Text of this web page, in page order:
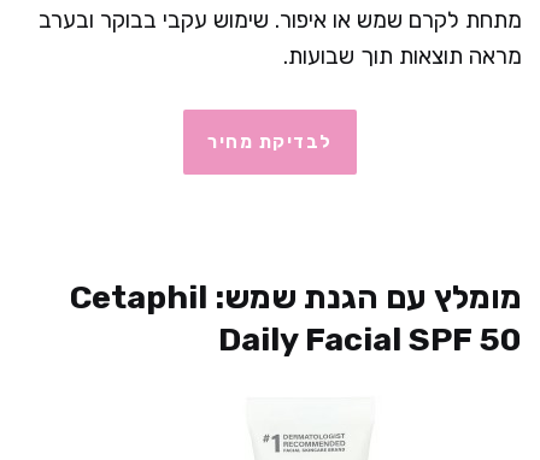
מתחת לקרם שמש או איפור. שימוש עקבי בבוקר ובערב
מראה תוצאות תוך שבועות.
לבדיקת מחיר
מומלץ עם הגנת שמש: Cetaphil
Daily Facial SPF 50